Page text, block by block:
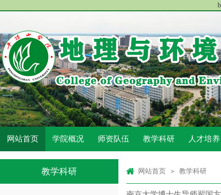
网站首页 学院概况 师资队伍 教学科研 人才培养
教学科研 网站首页 > 教学科研